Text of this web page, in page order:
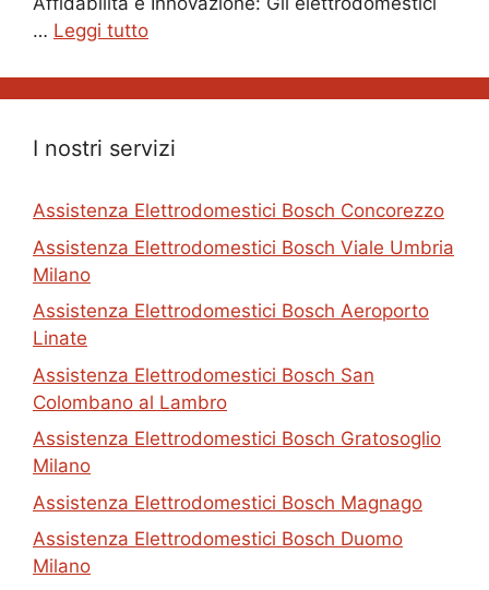
… Leggi tutto
I nostri servizi
Assistenza Elettrodomestici Bosch Concorezzo
Assistenza Elettrodomestici Bosch Viale Umbria
Milano
Assistenza Elettrodomestici Bosch Aeroporto
Linate
Assistenza Elettrodomestici Bosch San
Colombano al Lambro
Assistenza Elettrodomestici Bosch Gratosoglio
Milano
Assistenza Elettrodomestici Bosch Magnago
Assistenza Elettrodomestici Bosch Duomo
Milano